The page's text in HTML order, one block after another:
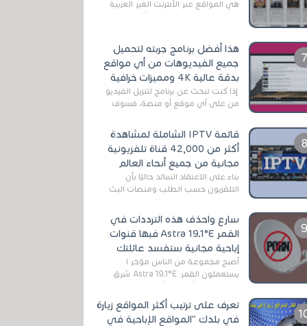
هي المواقع عبر الأنترنت الغير العربية
التي تقدم خدمة تحميل الأفلام على
هذا أفضل برنامج جربته لتحميل
جميع الفيديوهات من أي مواقع
بدقة عالية 4K ومميزات خرافية
إذا كنت تبحث عن برنامج لتنزيل الفيديو
من على أي موقع أو منصة، فسوف
الخاصة بالبرامج والتطبيقات في هذا
المج...
قائمة IPTV الشاملة لمشاهدة
أكثر من 42,000 قناة تلفزيونية
مجانية من جميع أنحاء العالم
بناءً على الاعتقاد السائد حاليًا بأن
التلفزيون حسب الطلب ومنصات البث
سارع واحذف هذه الترددات في
القمر Astra 19.1°E فبها قنوات
إباحية مجانية ستفسد عائلتك
أصبح مجموعة من الناس مؤخر ا
يستعملون القمر Astra 19.1°E شرق
قنوات مميزة جدا تنقل العديد من البرامج
اله...
تعرف على ترتيب أكثر المواقع زيارة
في بلدك "المواقع الإباحية في